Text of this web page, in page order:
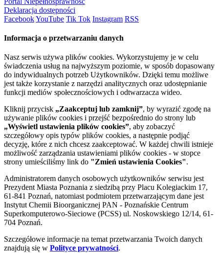
Deklaracja dostępności
FacebookYouTube Tik Tok Instagram RSS
Informacja o przetwarzaniu danych
Nasz serwis używa plików cookies. Wykorzystujemy je w celu
świadczenia usług na najwyższym poziomie, w sposób dopasowany
do indywidualnych potrzeb Użytkowników. Dzięki temu możliwe
jest także korzystanie z narzędzi analitycznych oraz udostępnianie
funkcji mediów społecznościowych i odtwarzacza wideo.
Kliknij przycisk „Zaakceptuj lub zamknij”, by wyrazić zgodę na
używanie plików cookies i przejść bezpośrednio do strony lub
„Wyświetl ustawienia plików cookies”, aby zobaczyć
szczegółowy opis typów plików cookies, a następnie podjąć
decyzję, które z nich chcesz zaakceptować. W każdej chwili istnieje
możliwość zarządzania ustawieniami plików cookies - w stopce
strony umieściliśmy link do "Zmień ustawienia Cookies".
Administratorem danych osobowych użytkowników serwisu jest
Prezydent Miasta Poznania z siedzibą przy Placu Kolegiackim 17,
61-841 Poznań, natomiast podmiotem przetwarzającym dane jest
Instytut Chemii Bioorganicznej PAN - Poznańskie Centrum
Superkomputerowo-Sieciowe (PCSS) ul. Noskowskiego 12/14, 61-
704 Poznań.
Szczegółowe informacje na temat przetwarzania Twoich danych
znajdują się w Polityce prywatności.